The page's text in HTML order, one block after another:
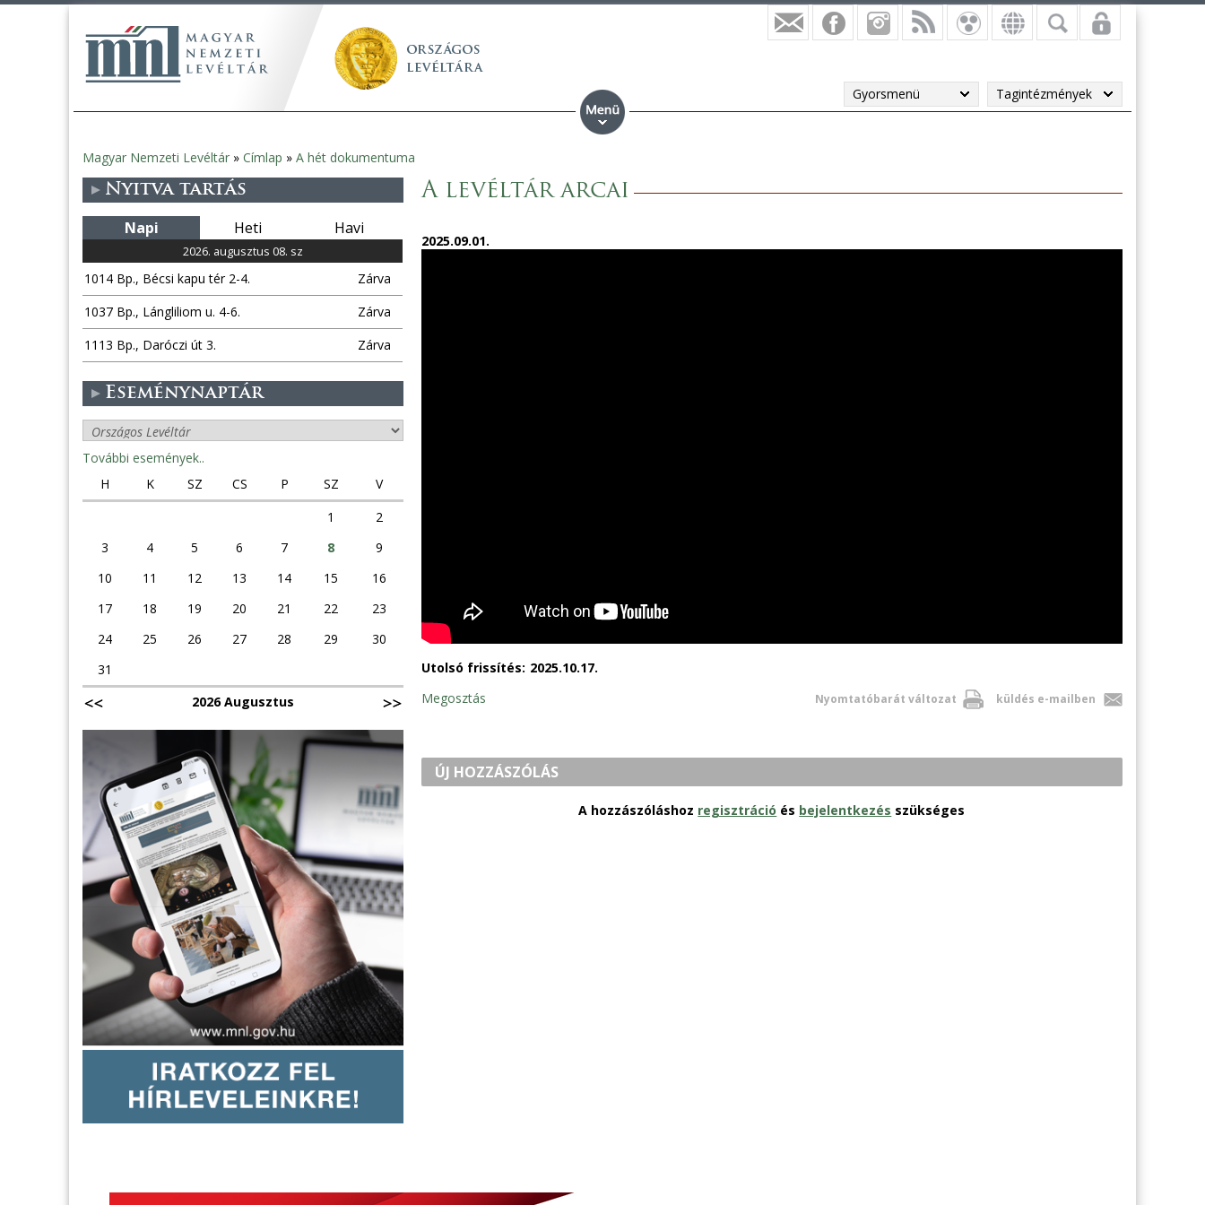
Gyorsmenü Tagintézmények
Jelenlegi
hely
Magyar Nemzeti Levéltár » Címlap » A hét dokumentuma
A levéltár arcai
2025.09.01.
Utolsó frissítés: 2025.10.17.
Nyomtatóbarát változat küldés e-mailben
Megosztás
ÚJ HOZZÁSZÓLÁS
A hozzászóláshoz regisztráció és bejelentkezés szükséges
Nyitva tartás
Napi Heti Havi
2026. augusztus 08. sz
1014 Bp., Bécsi kapu tér 2-4.
Zárva
1037 Bp., Lángliliom u. 4-6.
Zárva
1113 Bp., Daróczi út 3.
Zárva
Eseménynaptár
További események..
H
K SZ CS P SZ
V
1
2
3
4 5 6 7 8
9
10
11 12 13 14 15
16
17
18 19 20 21 22
23
24
25 26 27 28 29
30
31
2026 Augusztus